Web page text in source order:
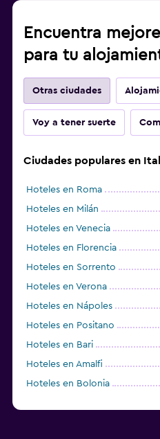
Encuentra
para tu
Otras ciudades
Voy a tener suerte
Ciudades populares en
Hoteles en Roma
Hoteles en Milán
Hoteles en Venecia
Hoteles en Florencia
Hoteles en Sorrento
Hoteles en Verona
Hoteles en Nápoles
Hoteles en Positano
Hoteles en Bari
Hoteles en Amalfi
Hoteles en Bolonia